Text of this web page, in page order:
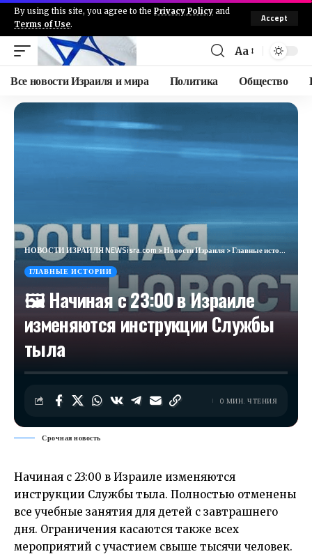
By using this site, you agree to the Privacy Policy and
Terms of Use.
Accept
Aa
Все новости Израиля и мира Политика Общество
НОВОСТИ ИЗРАИЛЯ NEWSisra.com >Новости Израиля>Главные истории
ГЛАВНЫЕ ИСТОРИИ
🖼 Начиная с 23:00 в Израиле
изменяются инструкции Службы
тыла
0 МИН. ЧТЕНИЯ
Срочная новость
Начиная с 23:00 в Израиле изменяются
инструкции Службы тыла. Полностью отменены
все учебные занятия для детей с завтрашнего
дня. Ограничения касаются также всех
мероприятий с участием свыше тысячи человек.